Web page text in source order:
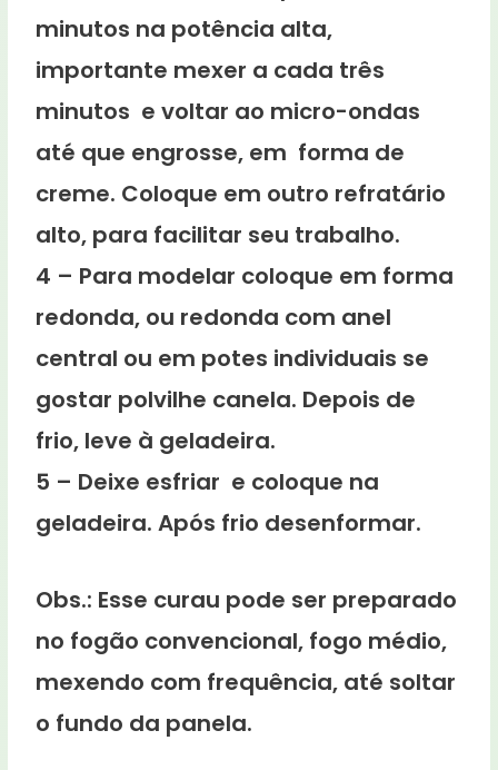
minutos na potência alta,
importante mexer a cada três
minutos e voltar ao micro-ondas
até que engrosse, em forma de
creme. Coloque em outro refratário
alto, para facilitar seu trabalho.
4 – Para modelar coloque em forma
redonda, ou redonda com anel
central ou em potes individuais se
gostar polvilhe canela. Depois de
frio, leve à geladeira.
5 – Deixe esfriar e coloque na
geladeira. Após frio desenformar.
Obs.: Esse curau pode ser preparado
no fogão convencional, fogo médio,
mexendo com frequência, até soltar
o fundo da panela.